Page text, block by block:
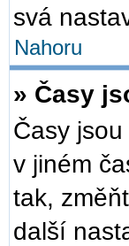
svá
Nahoru
» Časy
Časy
v jiném
tak,
další